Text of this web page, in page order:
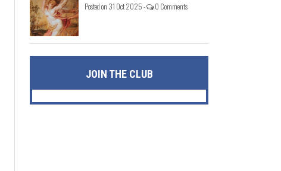
Posted on 31 Oct 2025 - 0 Comments
JOIN THE CLUB